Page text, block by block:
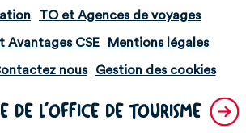
TO et Agences de voyages
Avantages CSE Mentions légales
nous Gestion des cookies
DE L'OFFICE DE TOURISME